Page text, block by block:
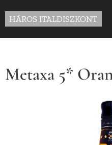
HÁROS ITALDISZKONT
Metaxa 5*